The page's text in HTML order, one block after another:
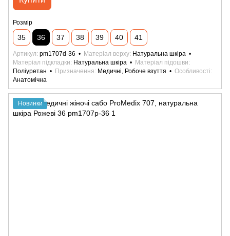
Розмір
35 36 37 38 39 40 41
Артикул pm1707d-36 Матеріал верху Натуральна шкіра
Матеріал підкладки
Натуральна шкіра
Матеріал підошви
Поліуретан
Призначення Медичні, Робоче взуття
Особливості
Анатомічна
Новинки